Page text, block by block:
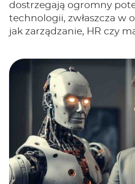
dostrzegają ogromny
technologii, zwłaszcza w
jak zarządzanie, HR czy